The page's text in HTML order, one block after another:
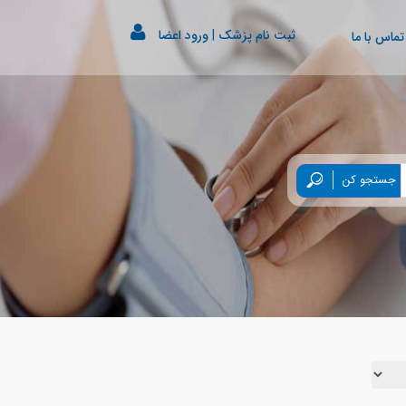
تماس با ما ثبت نام پزشک |ورود اعضا
جستجو کن